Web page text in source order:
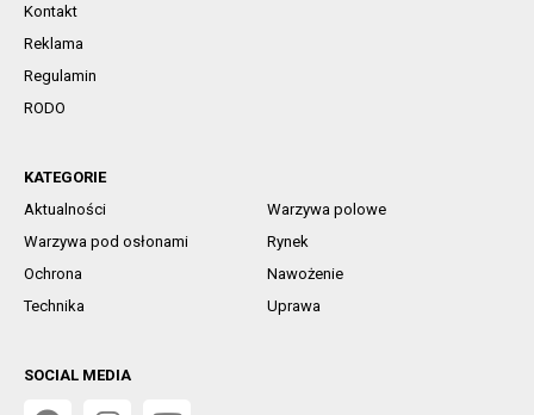
Kontakt
Reklama
Regulamin
RODO
KATEGORIE
Aktualności
Warzywa polowe
Warzywa pod osłonami
Rynek
Ochrona
Nawożenie
Technika
Uprawa
SOCIAL MEDIA